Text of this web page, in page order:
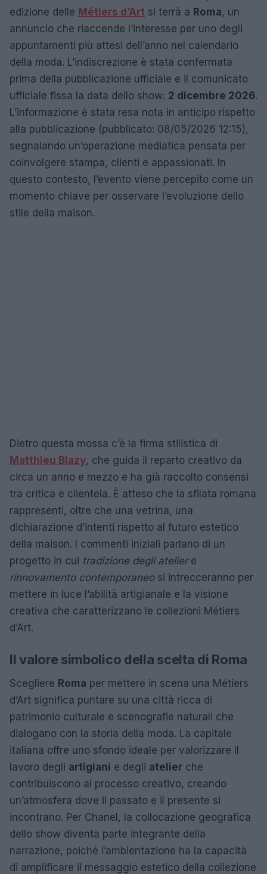
edizione delle Métiers d’Art si terrà a Roma, un
annuncio che riaccende l’interesse per uno degli
appuntamenti più attesi dell’anno nel calendario
della moda. L’indiscrezione è stata confermata
prima della pubblicazione ufficiale e il comunicato
ufficiale fissa la data dello show: 2 dicembre 2026.
L’informazione è stata resa nota in anticipo rispetto
alla pubblicazione (pubblicato: 08/05/2026 12:15),
segnalando un’operazione mediatica pensata per
coinvolgere stampa, clienti e appassionati. In
questo contesto, l’evento viene percepito come un
momento chiave per osservare l’evoluzione dello
stile della maison.
Dietro questa mossa c’è la firma stilistica di
Matthieu Blazy, che guida il reparto creativo da
circa un anno e mezzo e ha già raccolto consensi
tra critica e clientela. È atteso che la sfilata romana
rappresenti, oltre che una vetrina, una
dichiarazione d’intenti rispetto al futuro estetico
della maison. I commenti iniziali parlano di un
progetto in cui tradizione degli ateliere
rinnovamento contemporaneosi intrecceranno per
mettere in luce l’abilità artigianale e la visione
creativa che caratterizzano le collezioni Métiers
d’Art.
Il valore simbolico della scelta di Roma
Scegliere Roma per mettere in scena una Métiers
d’Art significa puntare su una città ricca di
patrimonio culturale e scenografie naturali che
dialogano con la storia della moda. La capitale
italiana offre uno sfondo ideale per valorizzare il
lavoro degli artigiani e degli atelier che
contribuiscono al processo creativo, creando
un’atmosfera dove il passato e il presente si
incontrano. Per Chanel, la collocazione geografica
dello show diventa parte integrante della
narrazione, poiché l’ambientazione ha la capacità
di amplificare il messaggio estetico della collezione